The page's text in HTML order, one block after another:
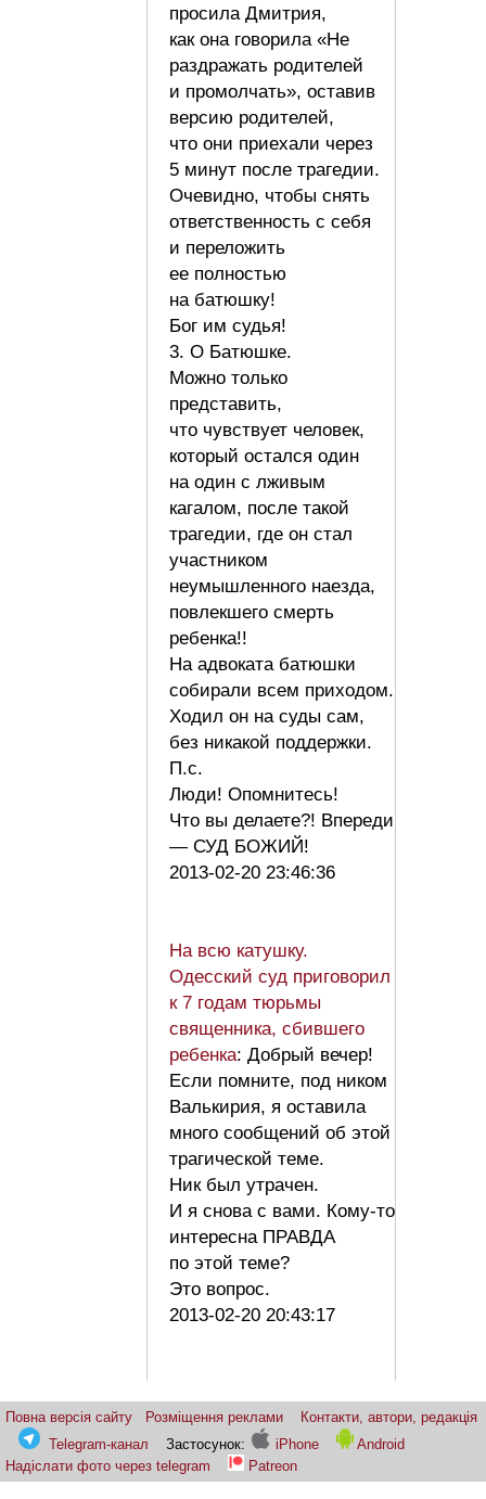
просила Дмитрия,
как она говорила «Не
раздражать родителей
и промолчать», оставив
версию родителей,
что они приехали через
5 минут после трагедии.
Очевидно, чтобы снять
ответственность с себя
и переложить
ее полностью
на батюшку!
Бог им судья!
3. О Батюшке.
Можно только
представить,
что чувствует человек,
который остался один
на один с лживым
кагалом, после такой
трагедии, где он стал
участником
неумышленного наезда,
повлекшего смерть
ребенка!!
На адвоката батюшки
собирали всем приходом.
Ходил он на суды сам,
без никакой поддержки.
П.с.
Люди! Опомнитесь!
Что вы делаете?! Впереди
— СУД БОЖИЙ!
2013-02-20 23:46:36
На всю катушку.
Одесский суд приговорил
к 7 годам тюрьмы
священника, сбившего
ребенка: Добрый вечер!
Если помните, под ником
Валькирия, я оставила
много сообщений об этой
трагической теме.
Ник был утрачен.
И я снова с вами. Кому-то
интересна ПРАВДА
по этой теме?
Это вопрос.
2013-02-20 20:43:17
Повна версія сайту Розміщення реклами
Контакти, автори, редакція
Telegram-канал
Застосунок: iPhone
Android
Надіслати фото через telegram
Patreon